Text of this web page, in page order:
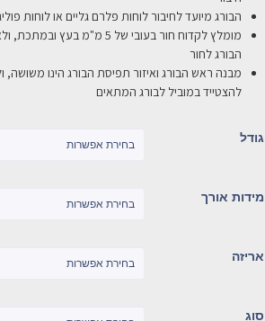
הבורג מיועד לחיבור לוחות פלרם גליים או לוחות
מומלץ לקדוח חור בעובי של 5 מ"מ
הבורג לחור
מבנה ראש הבורג ואיזור תפיסת הבורג הינו משושה,
להצטייד במוביל לבורג המתאים
גודל
מידות אורך
אריזה
סוג